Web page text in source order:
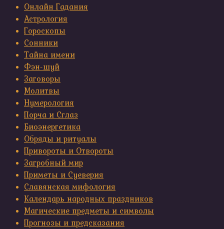
Онлайн Гадания
Астрология
Гороскопы
Сонники
Тайна имени
Фэн-шуй
Заговоры
Молитвы
Нумерология
Порча и Сглаз
Биоэнергетика
Обряды и ритуалы
Привороты и Отвороты
Загробный мир
Приметы и Суеверия
Славянская мифология
Календарь народных праздников
Магические предметы и символы
Прогнозы и предсказания